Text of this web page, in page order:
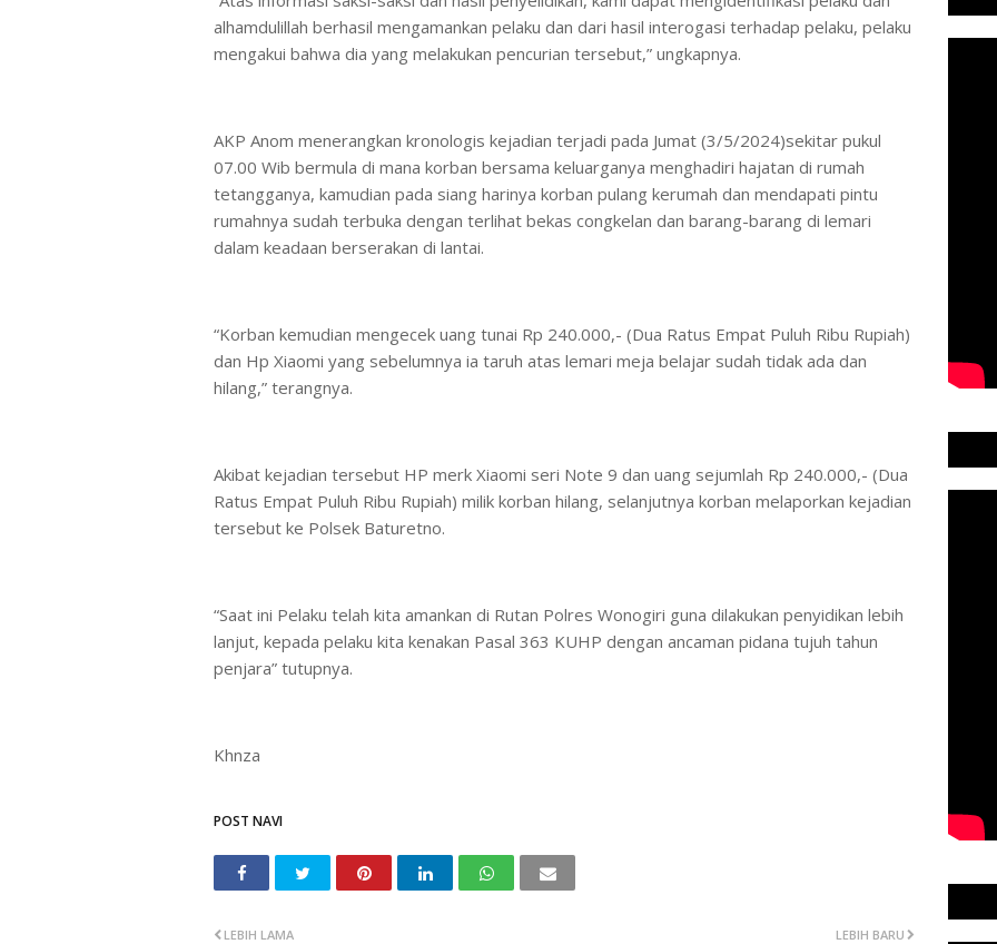
alhamdulillah berhasil mengamankan pelaku dan dari hasil interogasi terhadap pelaku, pelaku
mengakui bahwa dia yang melakukan pencurian tersebut,” ungkapnya.
AKP Anom menerangkan kronologis kejadian terjadi pada Jumat (3/5/2024)sekitar pukul
07.00 Wib bermula di mana korban bersama keluarganya menghadiri hajatan di rumah
tetangganya, kamudian pada siang harinya korban pulang kerumah dan mendapati pintu
rumahnya sudah terbuka dengan terlihat bekas congkelan dan barang-barang di lemari
dalam keadaan berserakan di lantai.
“Korban kemudian mengecek uang tunai Rp 240.000,- (Dua Ratus Empat Puluh Ribu Rupiah)
dan Hp Xiaomi yang sebelumnya ia taruh atas lemari meja belajar sudah tidak ada dan
hilang,” terangnya.
Akibat kejadian tersebut HP merk Xiaomi seri Note 9 dan uang sejumlah Rp 240.000,- (Dua
Ratus Empat Puluh Ribu Rupiah) milik korban hilang, selanjutnya korban melaporkan kejadian
tersebut ke Polsek Baturetno.
“Saat ini Pelaku telah kita amankan di Rutan Polres Wonogiri guna dilakukan penyidikan lebih
lanjut, kepada pelaku kita kenakan Pasal 363 KUHP dengan ancaman pidana tujuh tahun
penjara” tutupnya.
Khnza
POST NAVI
LEBIH BARU
LEBIH LAMA